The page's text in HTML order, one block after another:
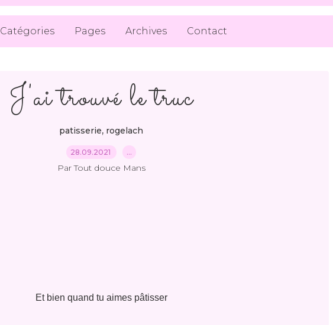
Catégories Pages Archives Contact
J'ai trouvé le truc
patisserie, rogelach
28.09.2021 …
Par Tout douce Mans
Et bien quand tu aimes pâtisser